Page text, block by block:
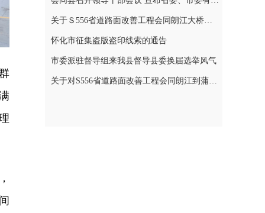
关于Ｓ556省道路面改善工程会同朗江大桥至蒲稳路段施工期间实施交通管制的通告
怀化市征集盗版盗印线索的通告
市委派驻督导组来我县督导县委换届选举风气
关于对S556省道路面改善工程会同朗江到蒲稳路段施工期间实行交通管制的通告